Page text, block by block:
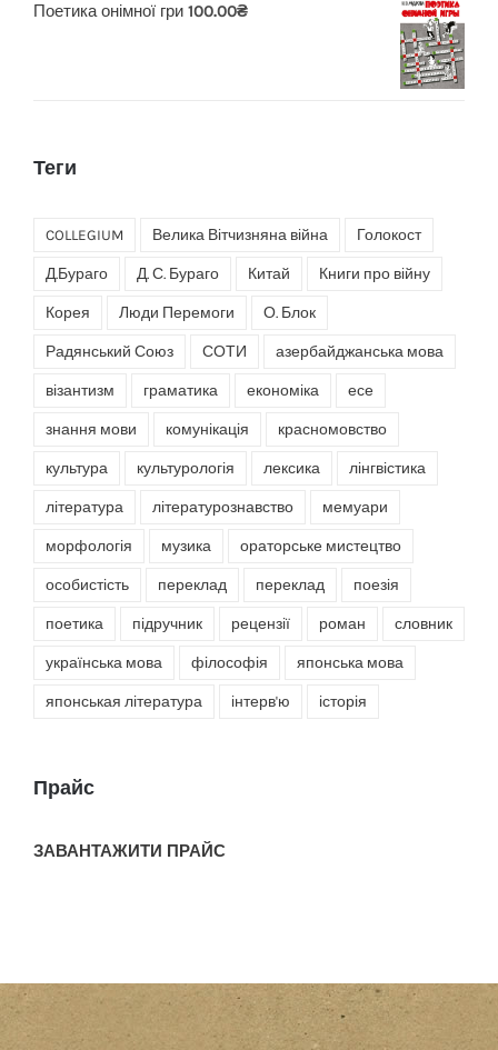
Поетика онімної гри 100.00₴
Теги
COLLEGIUM Велика Вітчизняна війна Голокост
Д.Бураго Д. С. Бураго Китай Книги про війну
Корея Люди Перемоги О. Блок
Радянський Союз СОТИ азербайджанська мова
візантизм граматика економіка есе
знання мови комунікація красномовство
культура культурологія лексика лінгвістика
література літературознавство мемуари
морфологія музика ораторське мистецтво
особистість переклад переклад поезія
поетика підручник рецензії роман словник
українська мова філософія японська мова
японськая література інтерв'ю історія
Прайс
ЗАВАНТАЖИТИ ПРАЙС